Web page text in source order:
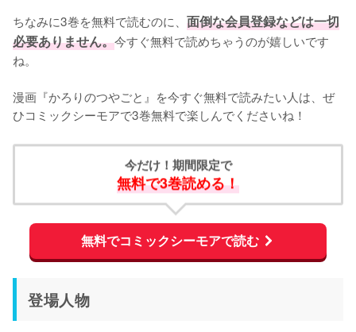
ちなみに3巻を無料で読むのに、 面倒な会員登録などは一切
必要ありません。今すぐ無料で読めちゃうのが嬉しいです
ね。
漫画『かろりのつやごと』を今すぐ無料で読みたい人は、ぜ
ひコミックシーモアで3巻無料で楽しんでくださいね！
今だけ！期間限定で
無料で3巻読める！
無料でコミックシーモアで読む
登場人物